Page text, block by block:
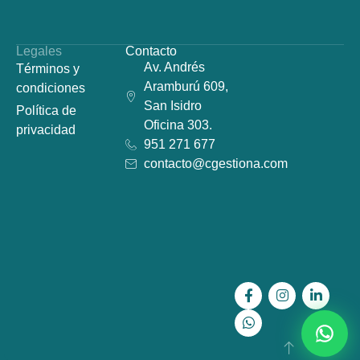
Legales
Términos y
condiciones
Política de
privacidad
Contacto
Av. Andrés
Aramburú 609,
San Isidro
Oficina 303.
951 271 677
contacto@cgestiona.com